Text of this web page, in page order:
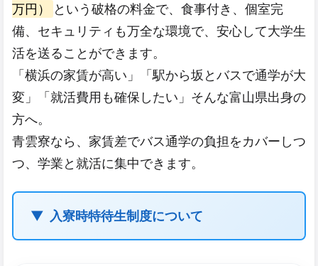
万円）
という破格の料金で、食事付き、個室完
備、セキュリティも万全な環境で、安心して大学生
活を送ることができます。
「横浜の家賃が高い」「駅から坂とバスで通学が大
変」「就活費用も確保したい」そんな富山県出身の
方へ。
青雲寮なら、家賃差でバス通学の負担をカバーしつ
つ、学業と就活に集中できます。
入寮時特待生制度について